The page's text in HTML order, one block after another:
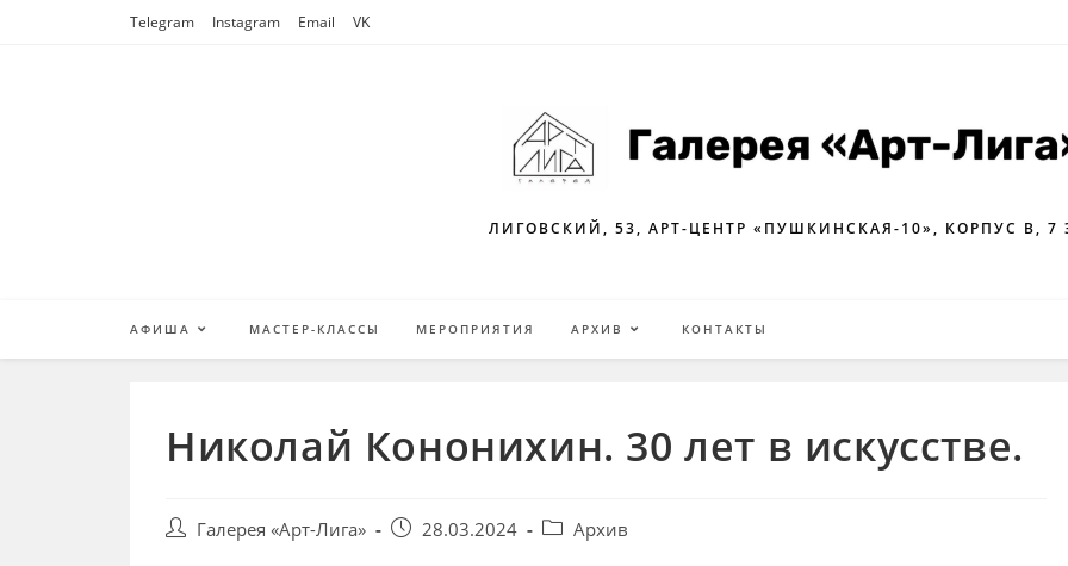
Telegram Instagram Email VK
ЛИГОВСКИЙ, 53, АРТ-ЦЕНТР «ПУШКИНСКАЯ-10», КОРПУС В, 7
АФИША МАСТЕР-КЛАССЫ МЕРОПРИЯТИЯ АРХИВ КОНТАКТЫ
Николай Кононихин. 30 лет в искусстве.
Post Галерея «Арт-Лига»
Запись28.03.2024
PostАрхив